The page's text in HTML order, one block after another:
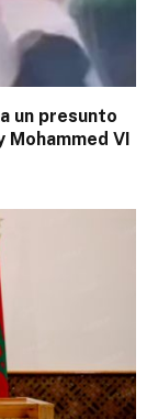
un presunto
Mohammed VI